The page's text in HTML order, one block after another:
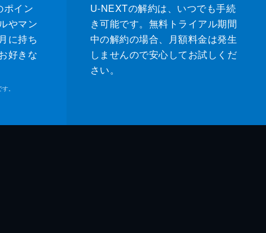
ポイン
やマン
に持ち
好きな
。
U-NEXTの解約は、いつでも手続
き可能です。無料トライアル期間
中の解約の場合、月額料金は発生
しませんので安心してお試しくだ
さい。